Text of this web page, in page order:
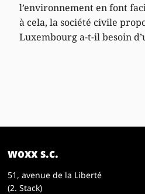
l’environnement en font
à cela, la société civile
Luxembourg a-t-il besoin
woxx s.c.
51, avenue de la Liberté
(2. Stack)